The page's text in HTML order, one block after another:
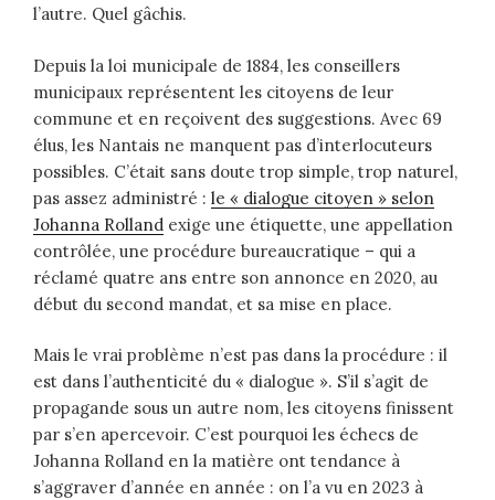
l’autre. Quel gâchis.
Depuis la loi municipale de 1884, les conseillers
municipaux représentent les citoyens de leur
commune et en reçoivent des suggestions. Avec 69
élus, les Nantais ne manquent pas d’interlocuteurs
possibles. C’était sans doute trop simple, trop naturel,
pas assez administré : le « dialogue citoyen » selon
Johanna Rolland exige une étiquette, une appellation
contrôlée, une procédure bureaucratique – qui a
réclamé quatre ans entre son annonce en 2020, au
début du second mandat, et sa mise en place.
Mais le vrai problème n’est pas dans la procédure : il
est dans l’authenticité du « dialogue ». S’il s’agit de
propagande sous un autre nom, les citoyens finissent
par s’en apercevoir. C’est pourquoi les échecs de
Johanna Rolland en la matière ont tendance à
s’aggraver d’année en année : on l’a vu en 2023 à